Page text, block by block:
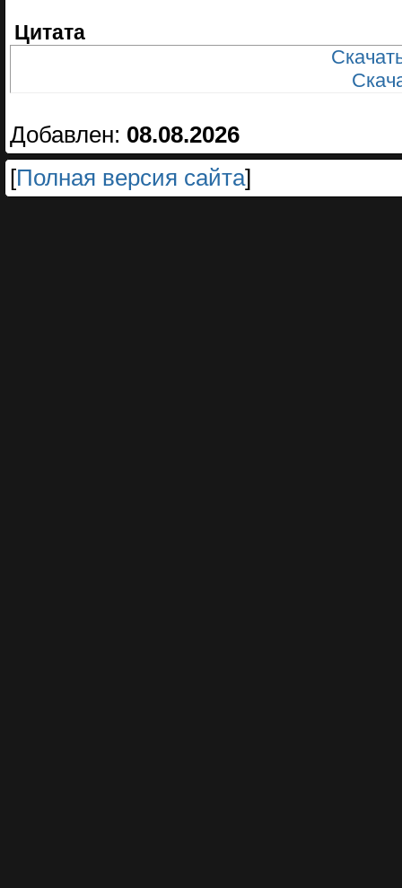
Цитата
Добавлен: 08.08.2026
[Полная версия сайта]